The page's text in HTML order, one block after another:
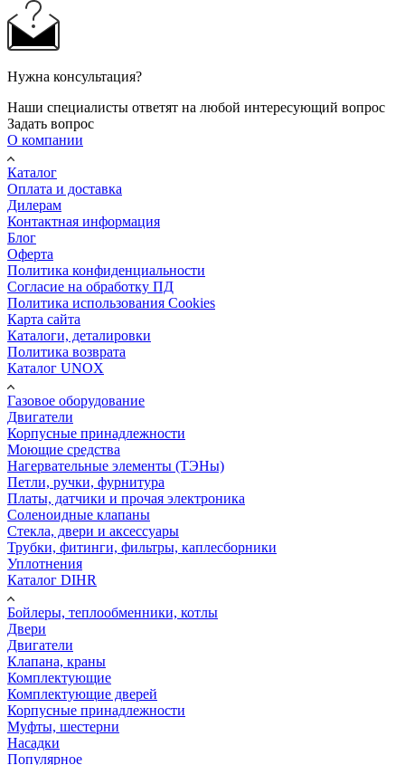
Нужна консультация?
Наши специалисты ответят на любой интересующий вопрос
Задать вопрос
О компании
Каталог
Оплата и доставка
Дилерам
Контактная информация
Блог
Оферта
Политика конфиденциальности
Согласие на обработку ПД
Политика использования Cookies
Карта сайта
Каталоги, деталировки
Политика возврата
Каталог UNOX
Газовое оборудование
Двигатели
Корпусные принадлежности
Моющие средства
Нагервательные элементы (ТЭНы)
Петли, ручки, фурнитура
Платы, датчики и прочая электроника
Соленоидные клапаны
Стекла, двери и аксессуары
Трубки, фитинги, фильтры, каплесборники
Уплотнения
Каталог DIHR
Бойлеры, теплообменники, котлы
Двери
Двигатели
Клапана, краны
Комплектующие
Комплектующие дверей
Корпусные принадлежности
Муфты, шестерни
Насадки
Популярное